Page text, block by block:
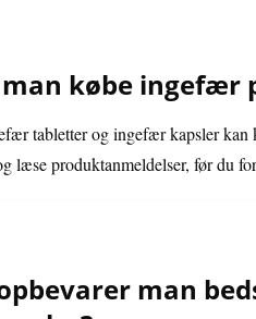
købe
tabletter og ingefær kapsler kan
læse produktanmeldelser, før du
man